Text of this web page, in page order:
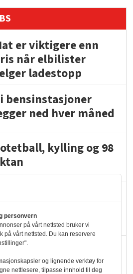
er viktigere enn
når elbilister
ladestopp
bensinstasjoner
ned hver måned
kylling og 98
Stadig større
med ferdigmat
personvern
på vårt nettsted bruker vi
på vårt nettsted. Du kan reservere
og lignende verktøy for
nettlesere, tilpasse innhold til deg